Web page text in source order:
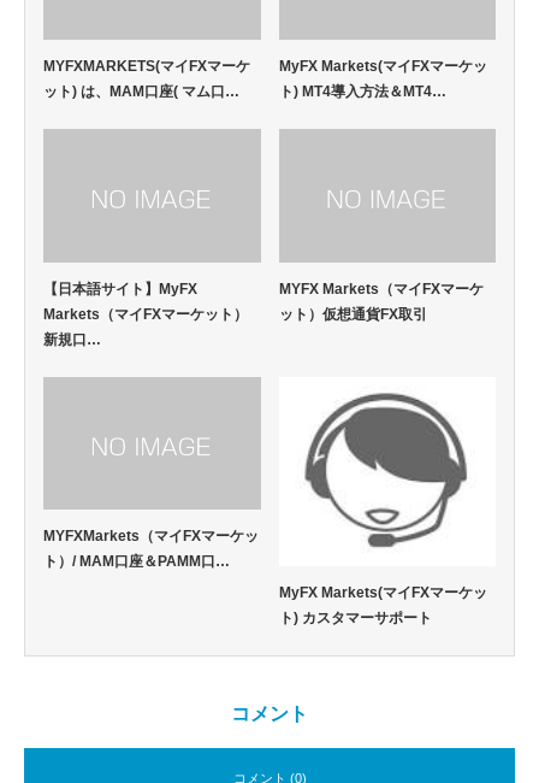
MYFXMARKETS(マイFXマーケ
ット) は、MAM口座( マム口…
MyFX Markets(マイFXマーケッ
ト) MT4導入方法＆MT4…
【日本語サイト】MyFX
Markets（マイFXマーケット）
新規口…
MYFX Markets（マイFXマーケ
ット）仮想通貨FX取引
MYFXMarkets（マイFXマーケッ
ト）/ MAM口座＆PAMM口…
MyFX Markets(マイFXマーケッ
ト) カスタマーサポート
コメント
コメント (0)